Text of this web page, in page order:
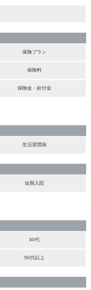
保険プラン
保険料
保険金・給付金
生活習慣病
短期入院
30代
50代以上